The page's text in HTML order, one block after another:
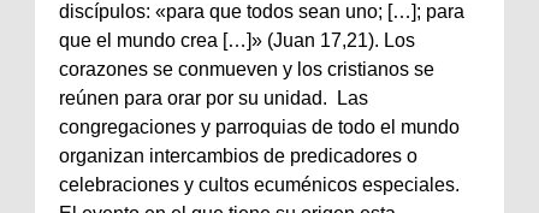
discípulos: «para que todos sean uno; […]; para
que el mundo crea […]» (Juan 17,21). Los
corazones se conmueven y los cristianos se
reúnen para orar por su unidad. Las
congregaciones y parroquias de todo el mundo
organizan intercambios de predicadores o
celebraciones y cultos ecuménicos especiales.